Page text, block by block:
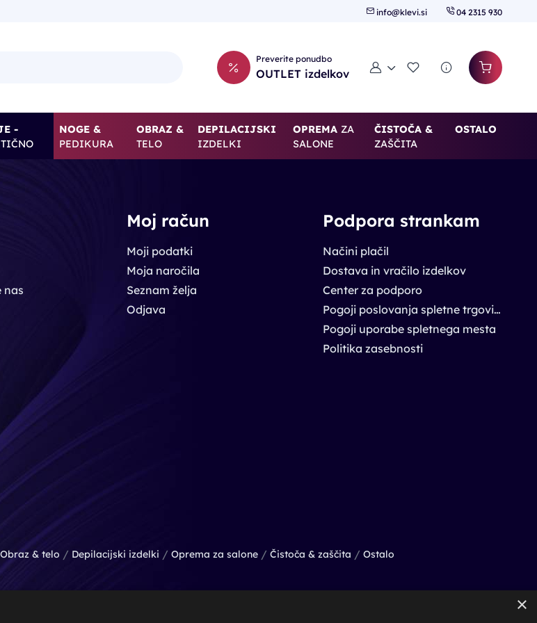
info@klevi.si 04 2315 930
Preverite ponudbo
OUTLET izdelkov Moj računSeznam želja
-
NOGE &
PEDIKURA
OBRAZ &
TELO
DEPILACIJSKI
IZDELKI
OPREMAZA
SALONE
ČISTOČA &
ZAŠČITA
OSTALO
nas
Moj račun
Moji podatki
Moja naročila
Seznam želja
Odjava
Podpora strankam
Načini plačil
Dostava in vračilo izdelkov
Center za podporo
Pogoji poslovanja spletne trgovine
Pogoji uporabe spletnega mesta
Politika zasebnosti
Obraz & telo / Depilacijski izdelki / Oprema za salone / Čistoča & zaščita / Ostalo
×